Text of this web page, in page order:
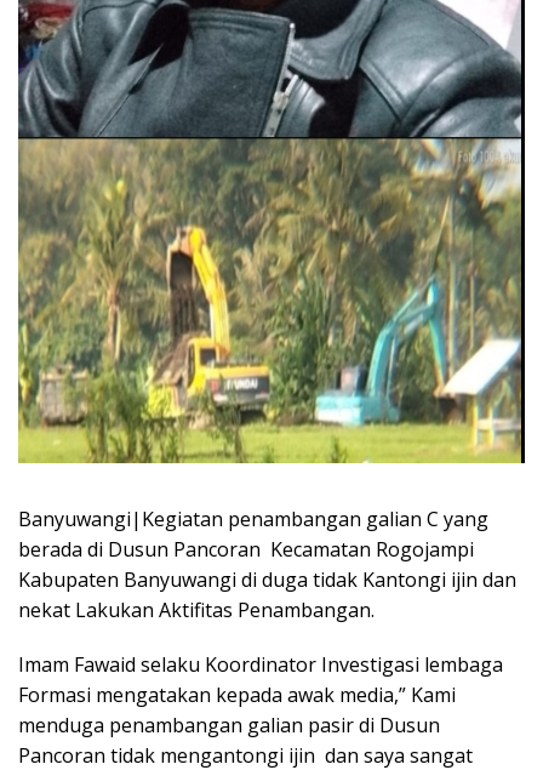
Banyuwangi|Kegiatan penambangan galian C yang
berada di Dusun Pancoran Kecamatan Rogojampi
Kabupaten Banyuwangi di duga tidak Kantongi ijin dan
nekat Lakukan Aktifitas Penambangan.
Imam Fawaid selaku Koordinator Investigasi lembaga
Formasi mengatakan kepada awak media,” Kami
menduga penambangan galian pasir di Dusun
Pancoran tidak mengantongi ijin dan saya sangat